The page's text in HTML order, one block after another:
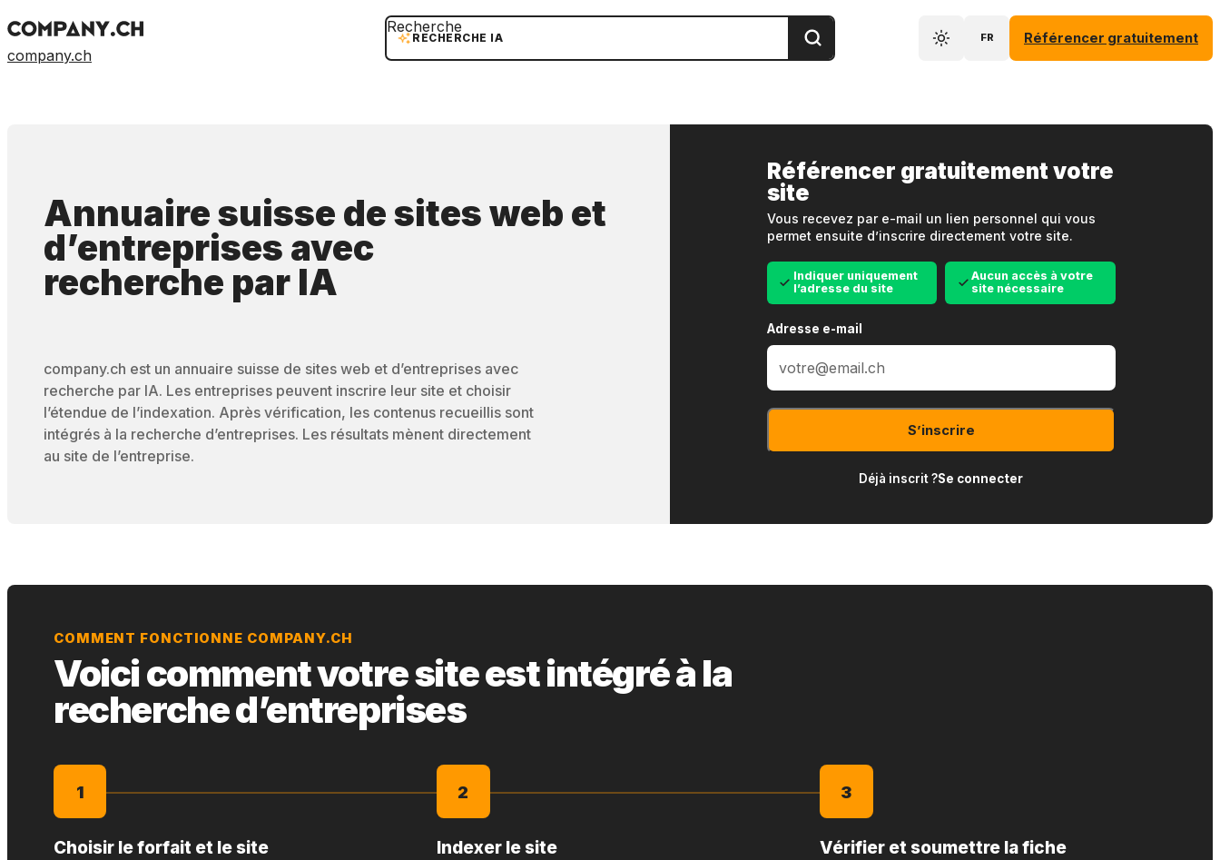
company.ch
RECHERCHE IA
Recherche
FR Référencer gratuitement
Annuaire suisse de sites web et
d’entreprises avec
recherche par IA
company.ch est un annuaire suisse de sites web et d’entreprises avec
recherche par IA. Les entreprises peuvent inscrire leur site et choisir
l’étendue de l’indexation. Après vérification, les contenus recueillis sont
intégrés à la recherche d’entreprises. Les résultats mènent directement
au site de l’entreprise.
Référencer gratuitement votre
site
Vous recevez par e-mail un lien personnel qui vous
permet ensuite d’inscrire directement votre site.
Indiquer uniquement
l’adresse du site
Aucun accès à votre
site nécessaire
Adresse e-mail
S’inscrire
Déjà inscrit ?Se connecter
COMMENT FONCTIONNE COMPANY.CH
Voici comment votre site est intégré à la
recherche d’entreprises
1
Choisir le forfait et le site
2
Indexer le site
3
Vérifier et soumettre la fiche